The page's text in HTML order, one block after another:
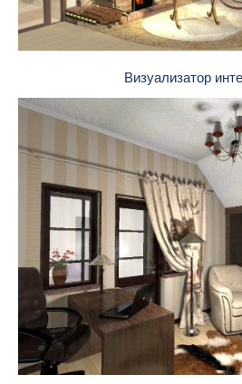
Визуализатор